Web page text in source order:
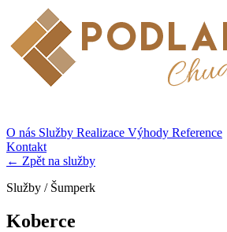
O nás Služby Realizace Výhody Reference
Kontakt
← Zpět na služby
Služby / Šumperk
Koberce